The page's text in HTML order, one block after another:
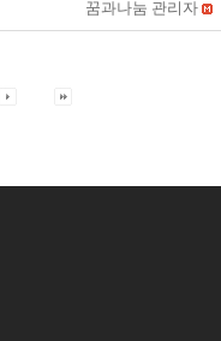
꿈과나눔 관리자